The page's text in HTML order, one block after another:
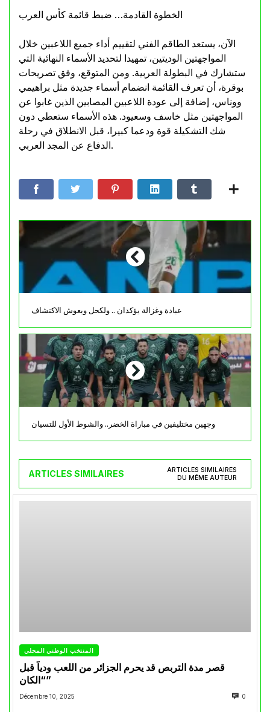
الخطوة القادمة… ضبط قائمة كأس العرب
الآن، يستعد الطاقم الفني لتقييم أداء جميع اللاعبين خلال
المواجهتين الوديتين، تمهيدا لتحديد الأسماء النهائية التي
ستشارك في البطولة العربية. ومن المتوقع، وفق تصريحات
بوقرة، أن تعرف القائمة انضمام أسماء جديدة مثل براهيمي
ووناس، إضافة إلى عودة اللاعبين المصابين الذين غابوا عن
المواجهتين مثل خاسف وسعيود. هذه الأسماء ستعطي دون
شك التشكيلة قوة ودعما كبيرا، قبل الانطلاق في رحلة
الدفاع عن المجد العربي.
عبادة وغزالة يؤكدان .. ولكحل وبعوش الاكتشاف
وجهين مختليفين في مباراة الخضر.. والشوط الأول للتسيان
ARTICLES SIMILAIRES
ARTICLES SIMILAIRES
DU MÊME AUTEUR
المنتخب الوطني المحلي
قصر مدة التربص قد يحرم الجزائر من اللعب ودياً قبل
“الكان”
Décembre 10, 2025 0